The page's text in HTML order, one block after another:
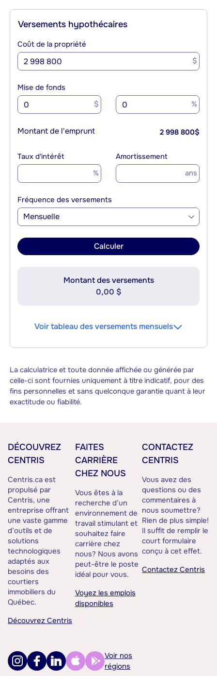
Versements hypothécaires
Coût de la propriété
$
Mise de fonds
$ %
Montant de l'emprunt 2 998 800$
Taux d'intérêt
%
Amortissement
ans
Fréquence des versements
Mensuelle
Calculer
Montant des versements
0,00 $
Voir tableau des versements mensuels
La calculatrice et toute donnée affichée ou générée par
celle-ci sont fournies uniquement à titre indicatif, pour des
fins personnelles et sans quelconque garantie quant à leur
exactitude ou fiabilité.
DÉCOUVREZ
CENTRIS
Centris.ca est
propulsé par
Centris, une
entreprise offrant
une vaste gamme
d’outils et de
solutions
technologiques
adaptés aux
besoins des
courtiers
immobiliers du
Québec.
Découvrez Centris
FAITES
CARRIÈRE
CHEZ NOUS
Vous êtes à la
recherche d’un
environnement de
travail stimulant et
souhaitez faire
carrière chez
nous? Nous avons
peut-être le poste
idéal pour vous.
Voyez les emplois
disponibles
CONTACTEZ
CENTRIS
Vous avez des
questions ou des
commentaires à
nous soumettre?
Rien de plus simple!
Il suffit de remplir le
court formulaire
conçu à cet effet.
Contactez Centris
Voir nos
régions